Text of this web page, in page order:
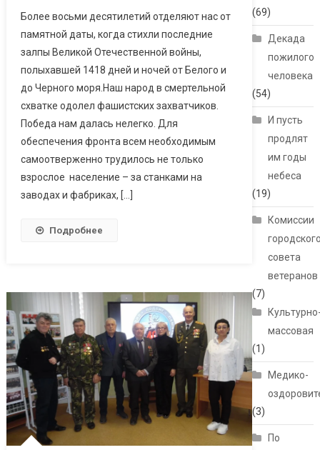
КАК УРОК
МУЖЕСТВА
Более восьми десятилетий отделяют нас от
памятной даты, когда стихли последние
залпы Великой Отечественной войны,
полыхавшей 1418 дней и ночей от Белого и
до Черного моря.Наш народ в смертельной
схватке одолел фашистских захватчиков.
Победа нам далась нелегко. Для
обеспечения фронта всем необходимым
самоотверженно трудилось не только
взрослое население – за станками на
заводах и фабриках, […]
Подробнее
(69)
Декада
пожилого
человека
(54)
И пусть
продлят
им годы
небеса
(19)
Комиссии
совета
ветеранов
(7)
массовая
(1)
Медико-
(3)
По